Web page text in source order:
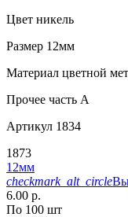
Цвет никель
Размер 12мм
Материал цветной
Прочее часть A
Артикул 1834
1873
12мм
checkmark_alt_circle
6.00 р.
По 100 шт